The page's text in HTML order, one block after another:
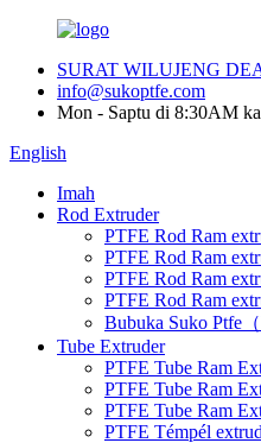
SURAT WILUJENG
info@sukoptfe.com
Mon - Saptu di 8:30AM
English
Imah
Rod Extruder
PTFE Rod Ram
PTFE Rod Ram
PTFE Rod Ram
PTFE Rod Ram
Bubuka Suko Ptfe
Tube Extruder
PTFE Tube Ram
PTFE Tube Ram
PTFE Tube Ram
PTFE Témpél